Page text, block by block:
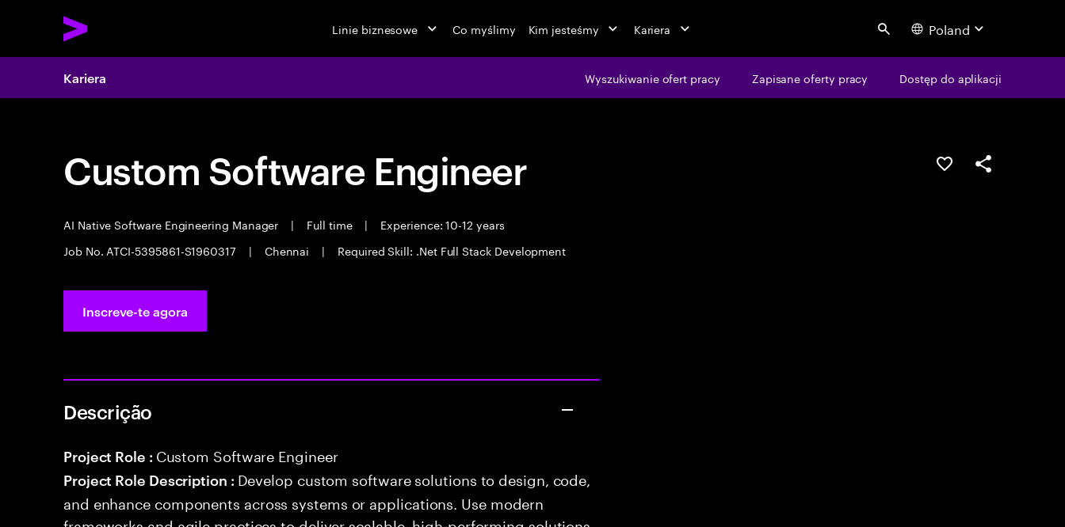
Linie biznesowe Co myślimy Kim jesteśmy Kariera Search Poland
Kariera Wyszukiwanie ofert pracy Zapisane oferty pracy Dostęp do aplikacji
Custom Software Engineer
AI Native Software Engineering Manager | Full time |
Experience: 10-12 years
Job No. ATCI-5395861-S1960317
| Chennai | Required Skill: .Net Full Stack Development
GuardarPartilhar
Inscreve-te agora
Descrição
Project Role : Custom Software Engineer
Project Role Description : Develop custom software solutions to design, code,
and enhance components across systems or applications. Use modern